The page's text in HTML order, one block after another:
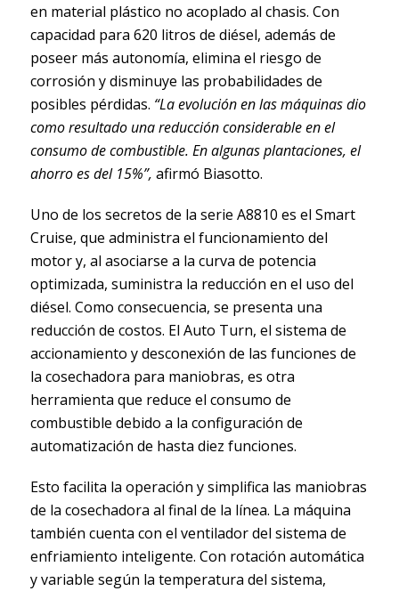
en material plástico no acoplado al chasis. Con
capacidad para 620 litros de diésel, además de
poseer más autonomía, elimina el riesgo de
corrosión y disminuye las probabilidades de
posibles pérdidas. “La evolución en las máquinas dio
como resultado una reducción considerable en el
consumo de combustible. En algunas plantaciones, el
ahorro es del 15%”, afirmó Biasotto.
Uno de los secretos de la serie A8810 es el Smart
Cruise, que administra el funcionamiento del
motor y, al asociarse a la curva de potencia
optimizada, suministra la reducción en el uso del
diésel. Como consecuencia, se presenta una
reducción de costos. El Auto Turn, el sistema de
accionamiento y desconexión de las funciones de
la cosechadora para maniobras, es otra
herramienta que reduce el consumo de
combustible debido a la configuración de
automatización de hasta diez funciones.
Esto facilita la operación y simplifica las maniobras
de la cosechadora al final de la línea. La máquina
también cuenta con el ventilador del sistema de
enfriamiento inteligente. Con rotación automática
y variable según la temperatura del sistema,